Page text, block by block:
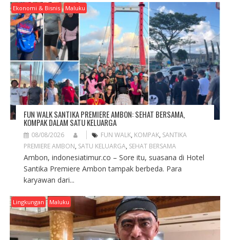
G
A
T
O
N
Ekonomi & Bisnis Maluku
FUN WALK SANTIKA PREMIERE AMBON: SEHAT BERSAMA,
KOMPAK DALAM SATU KELUARGA
08/08/2026 FUN WALK, KOMPAK, SANTIKA
PREMIERE AMBON, SATU KELUARGA, SEHAT BERSAMA
Ambon, indonesiatimur.co – Sore itu, suasana di Hotel
Santika Premiere Ambon tampak berbeda. Para
karyawan dari...
Lingkungan Maluku